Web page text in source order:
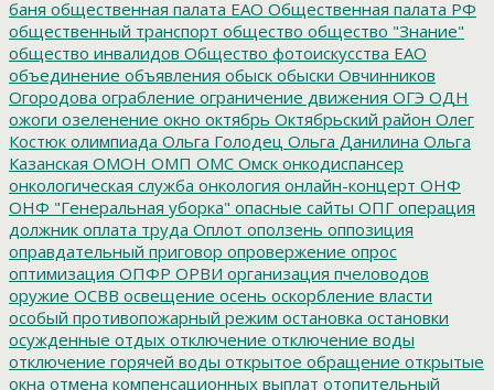
баня общественная палата ЕАО Общественная палата РФ
общественный транспорт общество общество "Знание"
общество инвалидов Общество фотоискусства ЕАО
объединение объявления обыск обыски Овчинников
Огородова ограбление ограничение движения ОГЭ ОДН
ожоги озеленение окно октябрь Октябрьский район Олег
Костюк олимпиада Ольга Голодец Ольга Данилина Ольга
Казанская ОМОН ОМП ОМС Омск онкодиспансер
онкологическая служба онкология онлайн-концерт ОНФ
ОНФ "Генеральная уборка" опасные сайты ОПГ операция
должник оплата труда Оплот оползень оппозиция
оправдательный приговор опровержение опрос
оптимизация ОПФР ОРВИ организация пчеловодов
оружие ОСВВ освещение осень оскорбление власти
особый противопожарный режим остановка остановки
осужденные отдых отключение отключение воды
отключение горячей воды открытое обращение открытые
окна отмена компенсационных выплат отопительный